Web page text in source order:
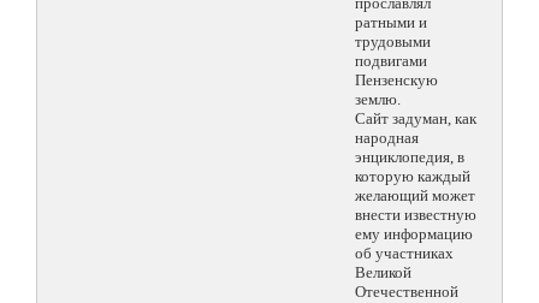
ратными и
трудовыми
подвигами
Пензенскую
землю.
Сайт задуман, как
народная
энциклопедия, в
которую каждый
желающий может
внести известную
ему информацию
об участниках
Великой
Отечественной